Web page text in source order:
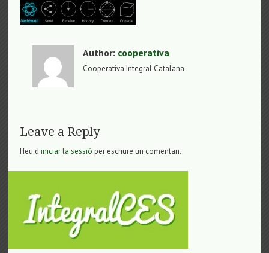
Author: cooperativa
Cooperativa Integral Catalana
Leave a Reply
Heu d'iniciar la sessió per escriure un comentari.